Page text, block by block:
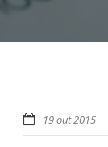
19 out 2015